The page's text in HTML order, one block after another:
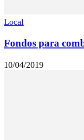
Local
Fondos para
10/04/2019